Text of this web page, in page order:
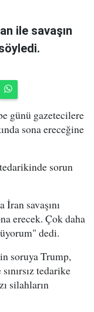
ile savaşın
günü gazetecilere
sona ereceğine
sorun
İran savaşını
erecek. Çok daha
dedi.
soruya Trump,
tedarike
silahların